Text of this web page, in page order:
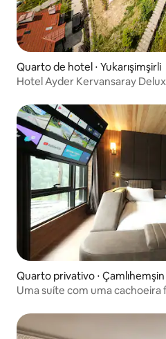
Quarto de hotel ⋅ Yukarışimşirli
Hotel Ayder Kervansaray
Quarto privativo ⋅ Çamlıhemşin
Uma suíte com uma cachoeira